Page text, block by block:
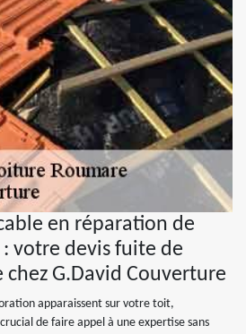
en réparation de
votre devis fuite de
G.David Couverture
apparaissent sur votre toit,
de faire appel à une expertise sans